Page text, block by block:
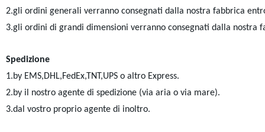
2.gli ordini generali verranno consegnati dalla nostra fabbrica
3.gli ordini di grandi dimensioni verranno consegnati dalla nostra
Spedizione
1.by EMS,DHL,FedEx,TNT,UPS o altro Express.
2.by il nostro agente di spedizione (via aria o via mare).
3.dal vostro proprio agente di inoltro.